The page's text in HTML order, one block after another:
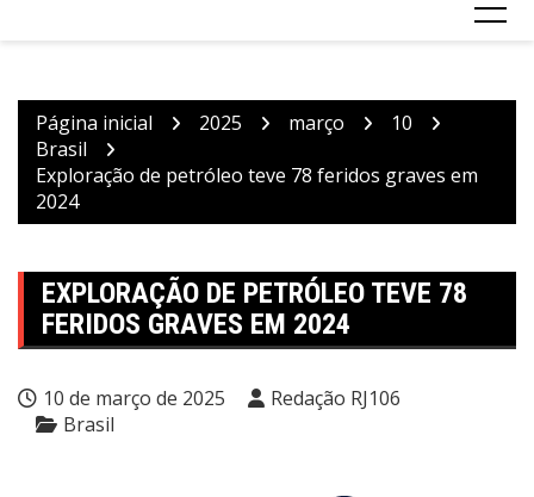
Página inicial 2025 março
10
Brasil
Exploração de petróleo teve 78 feridos graves em
2024
EXPLORAÇÃO DE PETRÓLEO TEVE 78
FERIDOS GRAVES EM 2024
10 de março de 2025
Redação RJ106
Brasil